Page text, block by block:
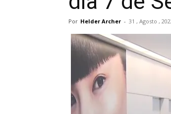
Por Helder Archer - 31 , Agosto ,